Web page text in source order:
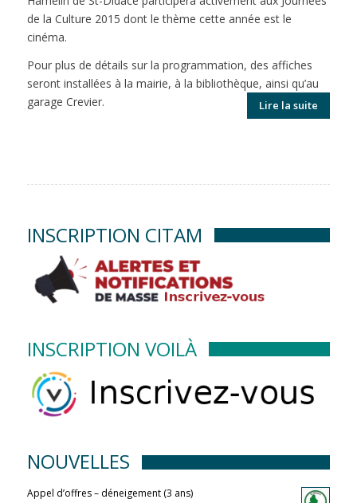
de la Culture 2015 dont le thème cette année est le
cinéma.
Pour plus de détails sur la programmation, des affiches
seront installées à la mairie, à la bibliothèque, ainsi qu’au
garage Crevier.
Lire la suite
INSCRIPTION CITAM
INSCRIPTION VOILÀ
NOUVELLES
Appel d’offres – déneigement (3 ans)